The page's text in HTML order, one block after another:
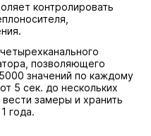
контролировать
позволяющего
значений по каждому
5 сек. до нескольких
замеры и хранить
года.